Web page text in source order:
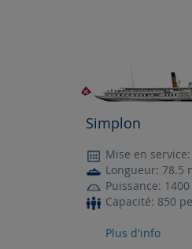
Simplon
Mise en
Longueur: 78.5
Puissance:
Capacité: 850
Plus d'info